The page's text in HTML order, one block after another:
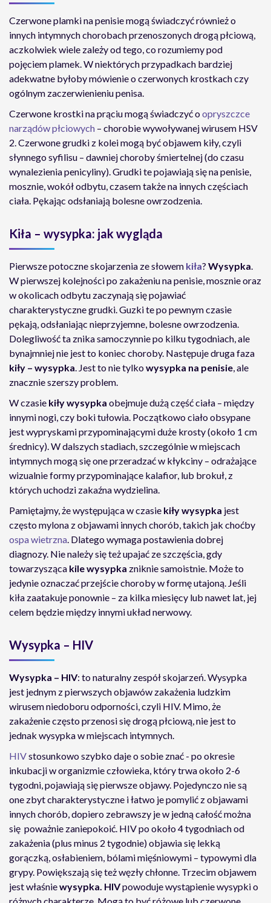
Czerwone plamki na penisie mogą świadczyć również o
innych intymnych chorobach przenoszonych drogą płciową,
aczkolwiek wiele zależy od tego, co rozumiemy pod
pojęciem plamek. W niektórych przypadkach bardziej
adekwatne byłoby mówienie o czerwonych krostkach czy
ogólnym zaczerwienieniu penisa.
Czerwone krostki na prąciu mogą świadczyć oopryszczce
narządów płciowych – chorobie wywoływanej wirusem HSV
2. Czerwone grudki z kolei mogą być objawem kiły, czyli
słynnego syfilisu – dawniej choroby śmiertelnej (do czasu
wynalezienia penicyliny). Grudki te pojawiają się na penisie,
mosznie, wokół odbytu, czasem także na innych częściach
ciała. Pękając odsłaniają bolesne owrzodzenia.
Kiła – wysypka: jak wygląda
Pierwsze potoczne skojarzenia ze słowem kiła? Wysypka.
W pierwszej kolejności po zakażeniu na penisie, mosznie oraz
w okolicach odbytu zaczynają się pojawiać
charakterystyczne grudki. Guzki te po pewnym czasie
pękają, odsłaniając nieprzyjemne, bolesne owrzodzenia.
Dolegliwość ta znika samoczynnie po kilku tygodniach, ale
bynajmniej nie jest to koniec choroby. Następuje druga faza
kiły – wysypka. Jest to nie tylkowysypka na penisie, ale
znacznie szerszy problem.
W czasie kiły wysypka obejmuje dużą część ciała – między
innymi nogi, czy boki tułowia. Początkowo ciało obsypane
jest wypryskami przypominającymi duże krosty (około 1 cm
średnicy). W dalszych stadiach, szczególnie w miejscach
intymnych mogą się one przeradzać w kłykciny – odrażające
wizualnie formy przypominające kalafior, lub brokuł, z
których uchodzi zakaźna wydzielina.
Pamiętajmy, że występująca w czasie kiły wysypka jest
często mylona z objawami innych chorób, takich jak choćby
ospa wietrzna. Dlatego wymaga postawienia dobrej
diagnozy. Nie należy się też upajać ze szczęścia, gdy
towarzysząca kile wysypka zniknie samoistnie. Może to
jedynie oznaczać przejście choroby w formę utajoną. Jeśli
kiła zaatakuje ponownie – za kilka miesięcy lub nawet lat, jej
celem będzie między innymi układ nerwowy.
Wysypka – HIV
Wysypka – HIV: to naturalny zespół skojarzeń. Wysypka
jest jednym z pierwszych objawów zakażenia ludzkim
wirusem niedoboru odporności, czyli HIV. Mimo, że
zakażenie często przenosi się drogą płciową, nie jest to
jednak wysypka w miejscach intymnych.
HIVstosunkowo szybko daje o sobie znać - po okresie
inkubacji w organizmie człowieka, który trwa około 2-6
tygodni, pojawiają się pierwsze objawy. Pojedynczo nie są
one zbyt charakterystyczne i łatwo je pomylić z objawami
innych chorób, dopiero zebrawszy je w jedną całość można
się poważnie zaniepokoić. HIV po około 4 tygodniach od
zakażenia (plus minus 2 tygodnie) objawia się lekką
gorączką, osłabieniem, bólami mięśniowymi – typowymi dla
grypy. Powiększają się też węzły chłonne. Trzecim objawem
jest właśniewysypka. HIVpowoduje wystąpienie wysypki o